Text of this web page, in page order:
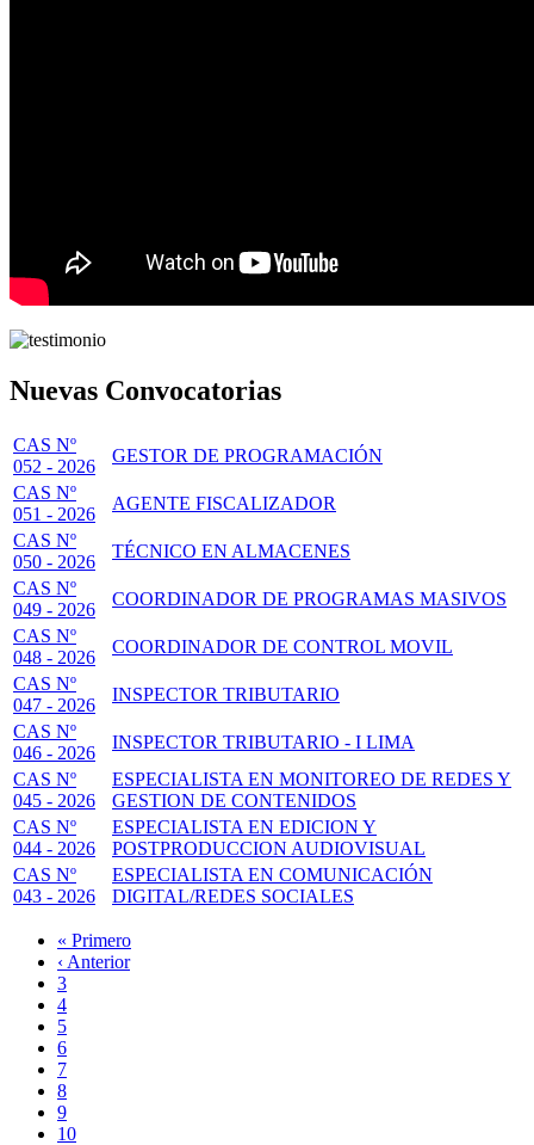
Nuevas Convocatorias
CAS Nº
052 - 2026
GESTOR DE PROGRAMACIÓN
CAS Nº
051 - 2026
AGENTE FISCALIZADOR
CAS Nº
050 - 2026
TÉCNICO EN ALMACENES
CAS Nº
049 - 2026
COORDINADOR DE PROGRAMAS MASIVOS
CAS Nº
048 - 2026
COORDINADOR DE CONTROL MOVIL
CAS Nº
047 - 2026
INSPECTOR TRIBUTARIO
CAS Nº
046 - 2026
INSPECTOR TRIBUTARIO - I LIMA
CAS Nº
045 - 2026
ESPECIALISTA EN MONITOREO DE REDES Y
GESTION DE CONTENIDOS
CAS Nº
044 - 2026
ESPECIALISTA EN EDICION Y
POSTPRODUCCION AUDIOVISUAL
CAS Nº
043 - 2026
ESPECIALISTA EN COMUNICACIÓN
DIGITAL/REDES SOCIALES
Paginación
Primera
página
« Primero
Página
anterior
‹ Anterior
Page
3
Page
4
Page
5
Page
6
Página
actual
7
Page
8
Page
9
Page
10